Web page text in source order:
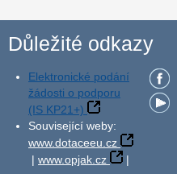
Důležité odkazy
Elektronické podání
žádosti o podporu
(IS KP21+)
Související weby:
www.dotaceeu.cz
| www.opjak.cz
|